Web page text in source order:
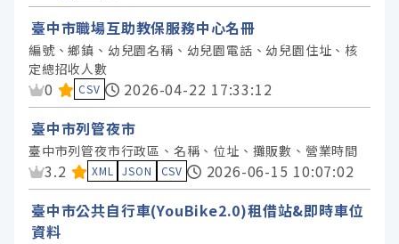
臺中市職場互助教保服務中心名冊
編號、鄉鎮、幼兒園名稱、幼兒園電話、幼兒園住址、核
定總招收人數
資料集評分：
0 CSV
2026-04-22 17:33:12
臺中市列管夜市
臺中市列管夜市行政區、名稱、位址、攤販數、營業時間
資料集評分：
3.2 XML JSON CSV
2026-06-15 10:07:02
臺中市公共自行車(YouBike2.0)租借站&即時車位
資料